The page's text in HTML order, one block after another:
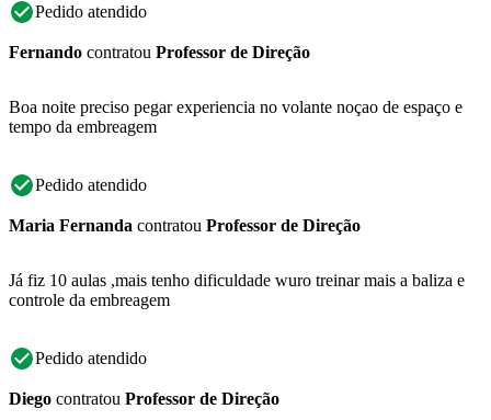
Pedido atendido
Fernando contratou Professor de Direção
Boa noite preciso pegar experiencia no volante noçao de espaço e
tempo da embreagem
Pedido atendido
Maria Fernanda contratou Professor de Direção
Já fiz 10 aulas ,mais tenho dificuldade wuro treinar mais a baliza e
controle da embreagem
Pedido atendido
Diego contratou Professor de Direção